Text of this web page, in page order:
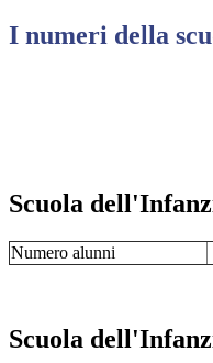
I numeri della
Scuola
Numero alunni
Scuola